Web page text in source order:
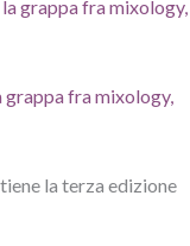
grappa fra mixology,
la terza edizione